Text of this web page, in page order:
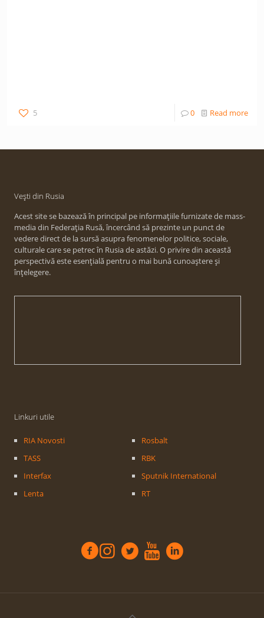
5 0 Read more
Vești din Rusia
Acest site se bazează în principal pe informațiile furnizate de mass-
media din Federația Rusă, încercând să prezinte un punct de
vedere direct de la sursă asupra fenomenelor politice, sociale,
culturale care se petrec în Rusia de astăzi. O privire din această
perspectivă este esențială pentru o mai bună cunoaștere și
înțelegere.
Linkuri utile
RIA Novosti
TASS
Interfax
Lenta
Rosbalt
RBK
Sputnik International
RT